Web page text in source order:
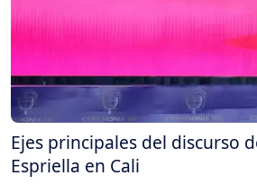
Ejes principales del discurso
Espriella en Cali